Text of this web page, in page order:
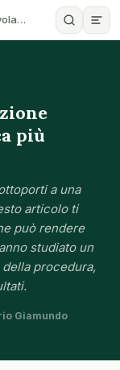
più
a una
articolo ti
può rendere
studiato un
procedura,
Giamundo